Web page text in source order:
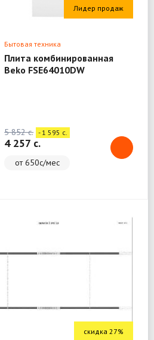
Лидер продаж
Бытовая техника
Плита комбинированная
Beko FSE64010DW
5 852 c. - 1 595 c.
4 257 c.
от 650с/мес
скидка 27%